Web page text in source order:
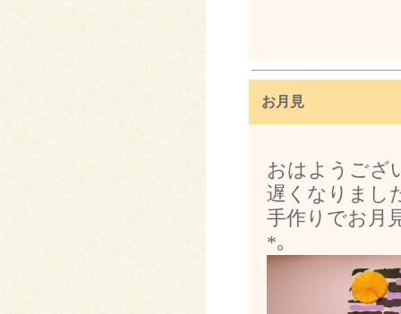
お月見
おはようござ
遅くなりまし
手作りでお月
*。